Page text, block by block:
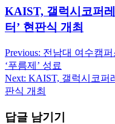
KAIST, 갤럭시코퍼
터’ 현판식 개최
글
탐
색
Previous: 전남대 여수캠
‘푸름제’ 성료
Next: KAIST, 갤럭시코퍼
판식 개최
답글 남기기